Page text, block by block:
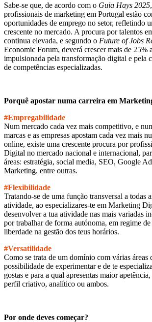
Sabe-se que, de acordo com o Guia Hays 2025
profissionais de marketing em Portugal estão
oportunidades de emprego no setor, refletindo
crescente no mercado. A procura por talentos
continua elevada, e segundo o Future of Jobs
Economic Forum, deverá crescer mais de 25%
impulsionada pela transformação digital e pela
de competências especializadas.
Porquê apostar numa carreira em
#Empregabilidade
Num mercado cada vez mais competitivo, e
marcas e as empresas apostam cada vez mais
online, existe uma crescente procura por
Digital no mercado nacional e internacional,
áreas: estratégia, social media, SEO, Google
Marketing, entre outras.
#Flexibilidade
Tratando-se de uma função transversal a todas
atividade, ao especializares-te em Marketing
desenvolver a tua atividade nas mais variadas
por trabalhar de forma autónoma, em regime
liberdade na gestão dos teus horários.
#Versatilidade
Como se trata de um domínio com várias áreas
possibilidade de experimentar e de te
gostas e para a qual apresentas maior
perfil criativo, analítico ou ambos.
Por onde deves começar?